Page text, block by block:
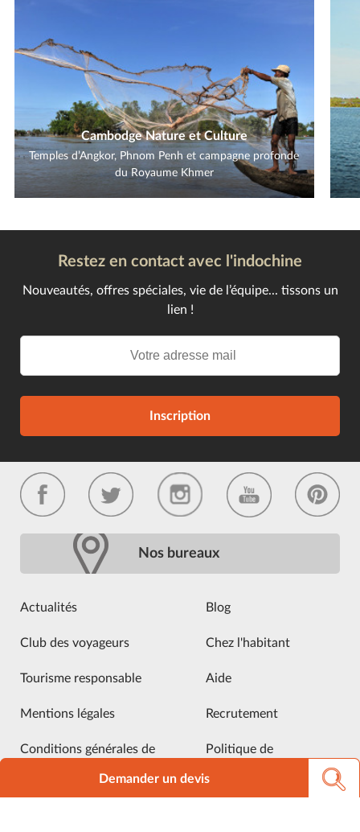
Cambodge Nature et Culture
Temples d’Angkor, Phnom Penh et campagne profonde
du Royaume Khmer
Restez en contact avec l'indochine
Nouveautés, offres spéciales, vie de l’équipe... tissons un
lien !
Inscription
Nos bureaux
Actualités Blog
Club des voyageurs Chez l'habitant
Tourisme responsable Aide
Mentions légales Recrutement
Conditions générales de
Politique de
Demander un devis